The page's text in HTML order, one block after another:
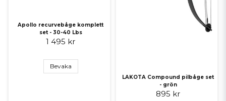
Apollo recurvebåge komplett
set - 30-40 Lbs
1 495 kr
Bevaka
LAKOTA Compound pilbåge set
- grön
895 kr